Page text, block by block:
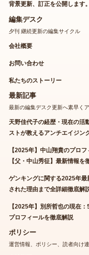
背景更新、訂正を公開します。
編集デスク
夕刊 継続更新の編集サイクル
会社概要
お問い合わせ
私たちのストーリー
最新記事
最新の編集デスク更新へ素早くア
天野佳代子の経歴・現在の活
ストが教えるアンチエイジン
【2025年】中山翔貴のプロ
【父・中山秀征】最新情報を
ゲンキングに関する2025年
された理由まで全詳細徹底解
【2025年】別所哲也の現在
プロフィールを徹底解説
ポリシー
運営情報、ポリシー、読者向け連